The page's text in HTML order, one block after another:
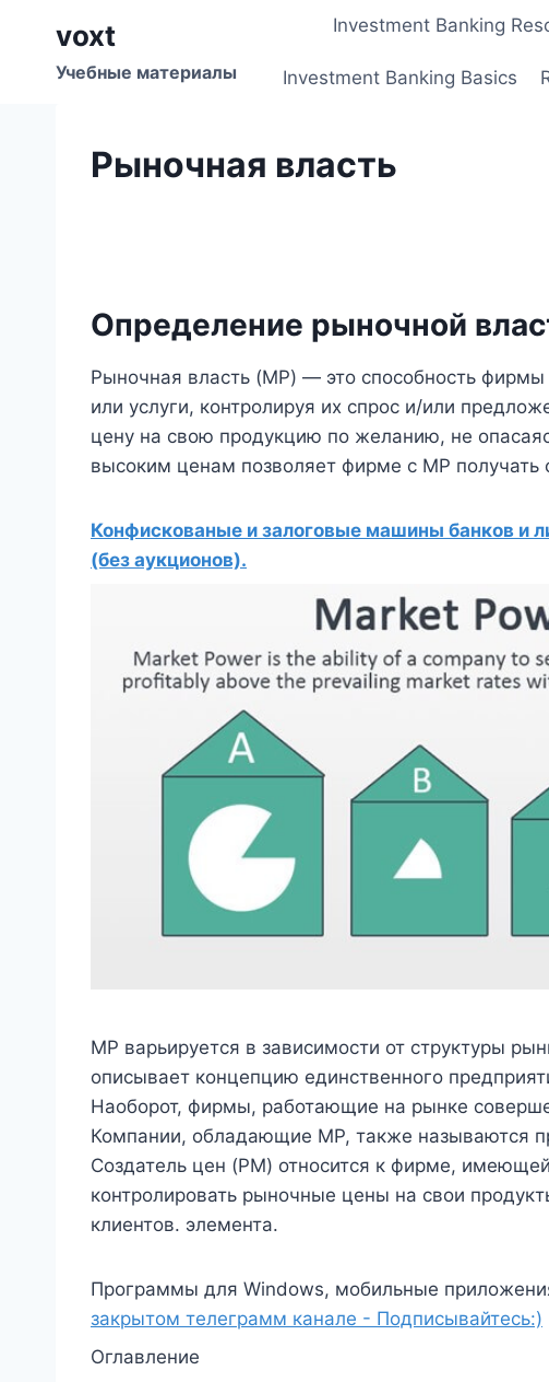
содержимому
voxt
Учебные материалы
Investment Banking
Investment Banking Basics
Рыночная власть
Определение рыночной
Рыночная власть (MP) — это способность
или услуги, контролируя их спрос и/или
цену на свою продукцию по желанию, не
высоким ценам позволяет фирме с MP
Конфискованые и залоговые машины банков и
(без аукционов).
MP варьируется в зависимости от структуры
описывает концепцию единственного
Наоборот, фирмы, работающие на рынке
Компании, обладающие MP, также называются
Создатель цен (PM) относится к фирме,
контролировать рыночные цены на свои
клиентов. элемента.
Программы для Windows, мобильные
закрытом телеграмм канале - Подписывайтесь:)
Оглавление